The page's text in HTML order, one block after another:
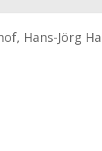
Hans-Jörg